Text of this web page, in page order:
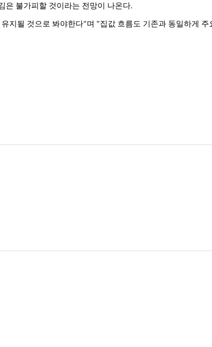
은 불가피할 것이라는 전망이 나온다.
지될 것으로 봐야한다"며 "집값 흐름도 기존과 동일하게 주